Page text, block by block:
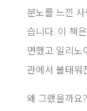
분노를 느낀
습니다. 이 책
면했고 일리노
관에서 불태워
왜 그랬을까요